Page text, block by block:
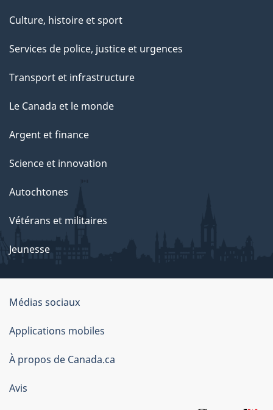
Culture, histoire et sport
Services de police, justice et urgences
Transport et infrastructure
Le Canada et le monde
Argent et finance
Science et innovation
Autochtones
Vétérans et militaires
Jeunesse
Organisation
du
gouvernement
du
Canada
Médias sociaux
Applications mobiles
À propos de Canada.ca
Avis